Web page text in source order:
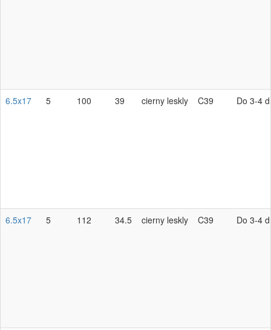
6.5x17 5 100 39 cierny leskly C39 Do 3-4
6.5x17 5 112 34.5 cierny leskly C39 Do 3-4